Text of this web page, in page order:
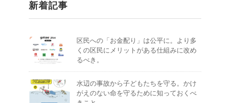
新着記事
区民への「お金配り」は公平に。より多
くの区民にメリットがある仕組みに改め
るべき。
水辺の事故から子どもたちを守る。かけ
がえのない命を守るために知っておくべ